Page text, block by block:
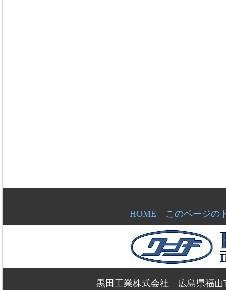
HOME このページの
黒田工業株式会社 広島県福山